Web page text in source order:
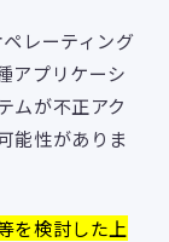
レーティング
アプリケーシ
ムが不正アク
能性がありま
を検討した上